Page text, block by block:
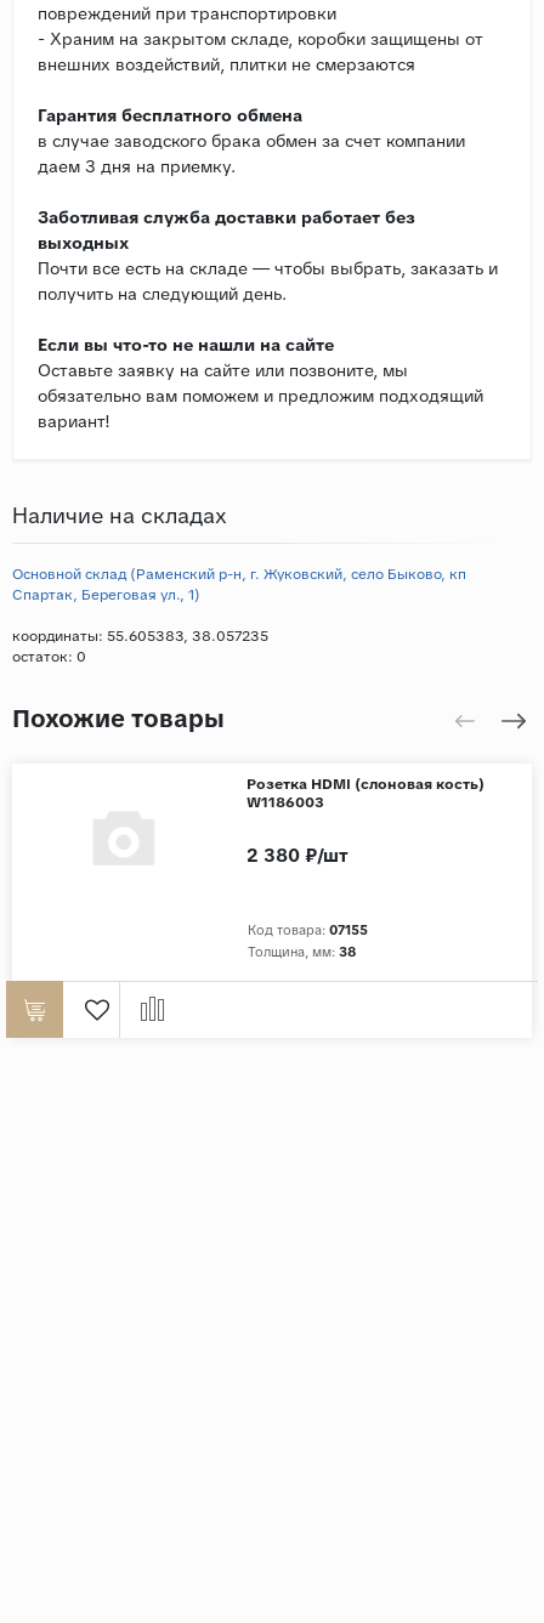
повреждений при транспортировки
- Храним на закрытом складе, коробки защищены от
внешних воздействий, плитки не смерзаются
Гарантия бесплатного обмена
в случае заводского брака обмен за счет компании
даем 3 дня на приемку.
Заботливая служба доставки работает без
выходных
Почти все есть на складе — чтобы выбрать, заказать и
получить на следующий день.
Если вы что-то не нашли на сайте
Оставьте заявку на сайте или позвоните, мы
обязательно вам поможем и предложим подходящий
вариант!
Наличие на складах
Основной склад (Раменский р-н, г. Жуковский, село Быково, кп
Спартак, Береговая ул., 1)
координаты: 55.605383, 38.057235
остаток: 0
Похожие товары
Розетка HDMI (слоновая кость)
W1186003
Код товара: 07155
Толщина, мм: 38
2 380 ₽/шт